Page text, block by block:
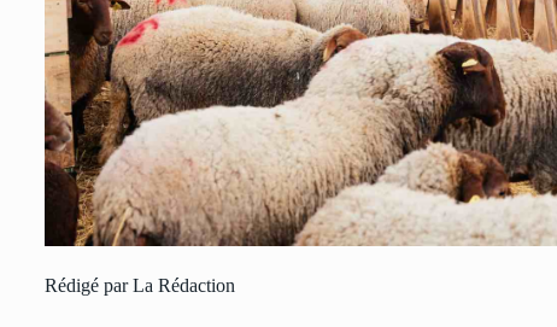
Rédigé par La Rédaction